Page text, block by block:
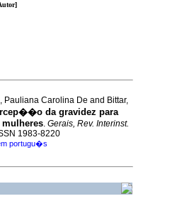
Pauliana Carolina De and Bittar,
da gravidez para
. Gerais, Rev. Interinst.
1983-8220
portugu�s